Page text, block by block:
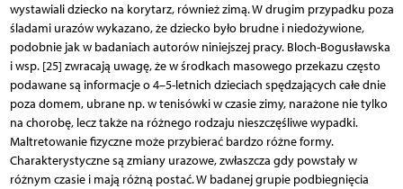
wystawiali dziecko na korytarz, również zimą. W drugim przypadku poza
śladami urazów wykazano, że dziecko było brudne i niedożywione,
podobnie jak w badaniach autorów niniejszej pracy. Bloch-Bogusławska
i wsp. [25] zwracają uwagę, że w środkach masowego przekazu często
podawane są informacje o 4–5-letnich dzieciach spędzających całe dnie
poza domem, ubrane np. w tenisówki w czasie zimy, narażone nie tylko
na chorobę, lecz także na różnego rodzaju nieszczęśliwe wypadki.
Maltretowanie fizyczne może przybierać bardzo różne formy.
Charakterystyczne są zmiany urazowe, zwłaszcza gdy powstały w
różnym czasie i mają różną postać. W badanej grupie podbiegnięcia